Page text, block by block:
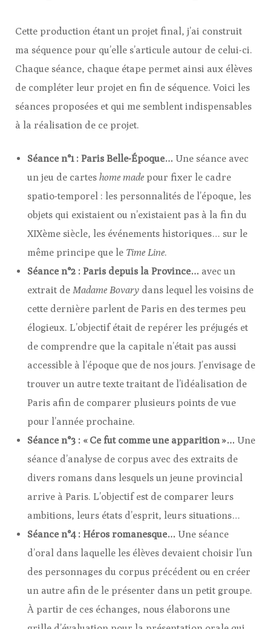
Cette production étant un projet final, j’ai construit
ma séquence pour qu’elle s’articule autour de celui-ci.
Chaque séance, chaque étape permet ainsi aux élèves
de compléter leur projet en fin de séquence. Voici les
séances proposées et qui me semblent indispensables
à la réalisation de ce projet.
Séance n°1 : Paris Belle-Époque… Une séance avec
un jeu de cartes home made pour fixer le cadre
spatio-temporel : les personnalités de l’époque, les
objets qui existaient ou n’existaient pas à la fin du
XIXème siècle, les événements historiques… sur le
même principe que le Time Line.
Séance n°2 : Paris depuis la Province… avec un
extrait de Madame Bovary dans lequel les voisins de
cette dernière parlent de Paris en des termes peu
élogieux. L’objectif était de repérer les préjugés et
de comprendre que la capitale n’était pas aussi
accessible à l’époque que de nos jours. J’envisage de
trouver un autre texte traitant de l’idéalisation de
Paris afin de comparer plusieurs points de vue
pour l’année prochaine.
Séance n°3 : « Ce fut comme une apparition »… Une
séance d’analyse de corpus avec des extraits de
divers romans dans lesquels un jeune provincial
arrive à Paris. L’objectif est de comparer leurs
ambitions, leurs états d’esprit, leurs situations…
Séance n°4 : Héros romanesque… Une séance
d’oral dans laquelle les élèves devaient choisir l’un
des personnages du corpus précédent ou en créer
un autre afin de le présenter dans un petit groupe.
À partir de ces échanges, nous élaborons une